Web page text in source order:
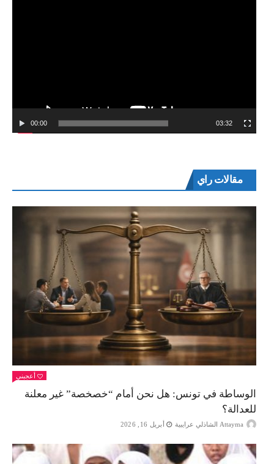
00:00 03:32
مقالات راي
أعجبني
الوساطة في تونس: هل نحن أمام “خصخصة” غير معلنة
للعدالة؟
Attayma الشاذلي عرايبية أبريل 16, 2026